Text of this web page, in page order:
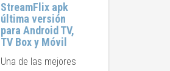
StreamFlix apk
última versión
para Android TV,
TV Box y Móvil
Una de las mejores